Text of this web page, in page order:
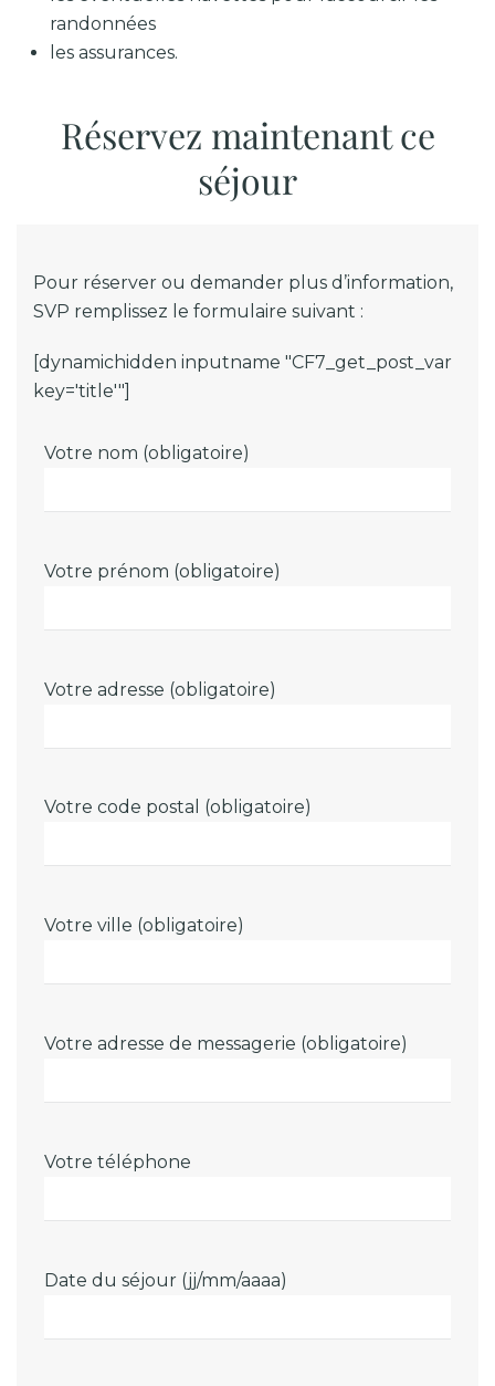
randonnées
les assurances.
Réservez maintenant ce
séjour
Pour réserver ou demander plus d’information,
SVP remplissez le formulaire suivant :
[dynamichidden inputname "CF7_get_post_var
key='title'"]
Votre nom (obligatoire)
Votre prénom (obligatoire)
Votre adresse (obligatoire)
Votre code postal (obligatoire)
Votre ville (obligatoire)
Votre adresse de messagerie (obligatoire)
Votre téléphone
Date du séjour (jj/mm/aaaa)